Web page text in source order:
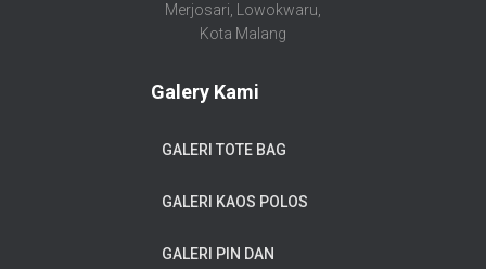
Merjosari, Lowokwaru,
Kota Malang
Galery Kami
GALERI TOTE BAG
GALERI KAOS POLOS
GALERI PIN DAN